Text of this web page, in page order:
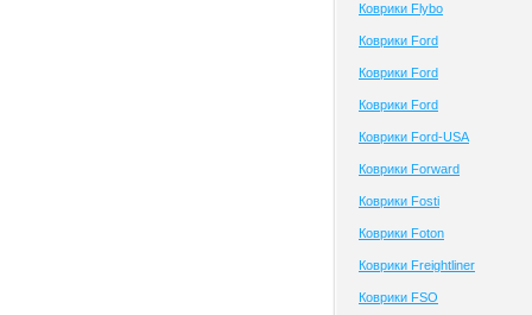
Коврики Flybo
Коврики Ford
Коврики Ford
Коврики Ford
Коврики Ford-USA
Коврики Forward
Коврики Fosti
Коврики Foton
Коврики Freightliner
Коврики FSO